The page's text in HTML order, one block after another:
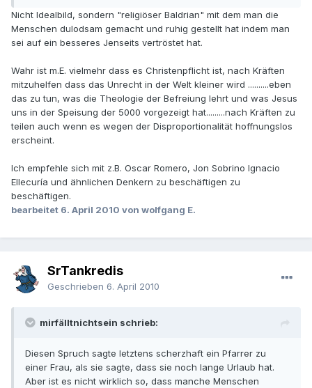
Nicht Idealbild, sondern "religiöser Baldrian" mit dem man die
Menschen dulodsam gemacht und ruhig gestellt hat indem man
sei auf ein besseres Jenseits vertröstet hat.
Wahr ist m.E. vielmehr dass es Christenpflicht ist, nach Kräften
mitzuhelfen dass das Unrecht in der Welt kleiner wird ..........eben
das zu tun, was die Theologie der Befreiung lehrt und was Jesus
uns in der Speisung der 5000 vorgezeigt hat.........nach Kräften zu
teilen auch wenn es wegen der Disproportionalität hoffnungslos
erscheint.
Ich empfehle sich mit z.B. Oscar Romero, Jon Sobrino Ignacio
Ellecuría und ähnlichen Denkern zu beschäftigen zu
beschäftigen.
bearbeitet 6. April 2010 von wolfgang E.
SrTankredis
Geschrieben 6. April 2010
mirfälltnichtsein schrieb:
Diesen Spruch sagte letztens scherzhaft ein Pfarrer zu
einer Frau, als sie sagte, dass sie noch lange Urlaub hat.
Aber ist es nicht wirklich so, dass manche Menschen